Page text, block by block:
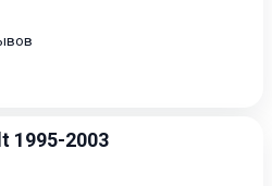
1995-2003